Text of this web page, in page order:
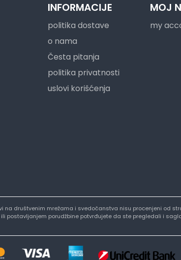
INFORMACIJE
politika dostave
o nama
Česta pitanja
politika privatnosti
uslovi korišćenja
MOJ
my
na društvenim mrežama i svedočanstva nisu procenjeni od
postavljanjem porudžbine potvrđujete da ste pregledali i